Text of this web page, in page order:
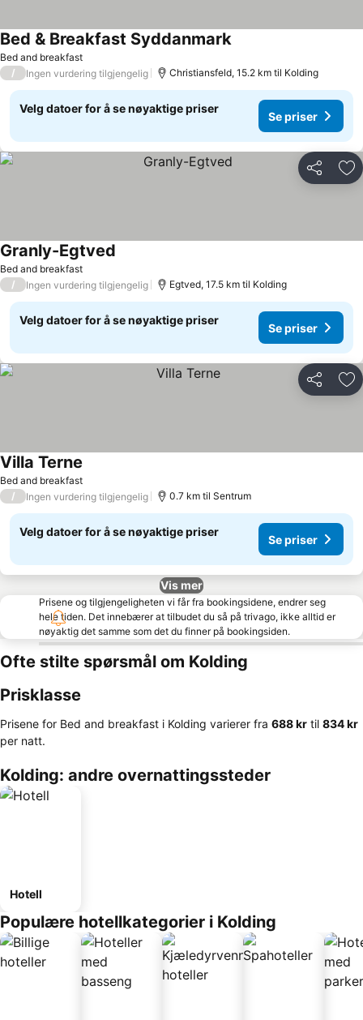
Bed and breakfast
Bed & Breakfast Syddanmark
/ Ingen vurdering tilgjengelig Christiansfeld, 15.2 km til Kolding
Velg datoer for å se nøyaktige priser
Se priser
Del
Bed and breakfast
Granly-Egtved
/ Ingen vurdering tilgjengelig Egtved, 17.5 km til Kolding
Velg datoer for å se nøyaktige priser
Se priser
Del
Bed and breakfast
Villa Terne
/ Ingen vurdering tilgjengelig 0.7 km til Sentrum
Velg datoer for å se nøyaktige priser
Se priser
Vis mer
Prisene og tilgjengeligheten vi får fra bookingsidene, endrer seg
hele tiden. Det innebærer at tilbudet du så på trivago, ikke alltid er
nøyaktig det samme som det du finner på bookingsiden.
Ofte stilte spørsmål om Kolding
Prisklasse
Prisene for Bed and breakfast i Kolding varierer fra ‎688 kr til ‎834 kr
per natt.
Kolding: andre overnattingssteder
Hotell
Populære hotellkategorier i Kolding